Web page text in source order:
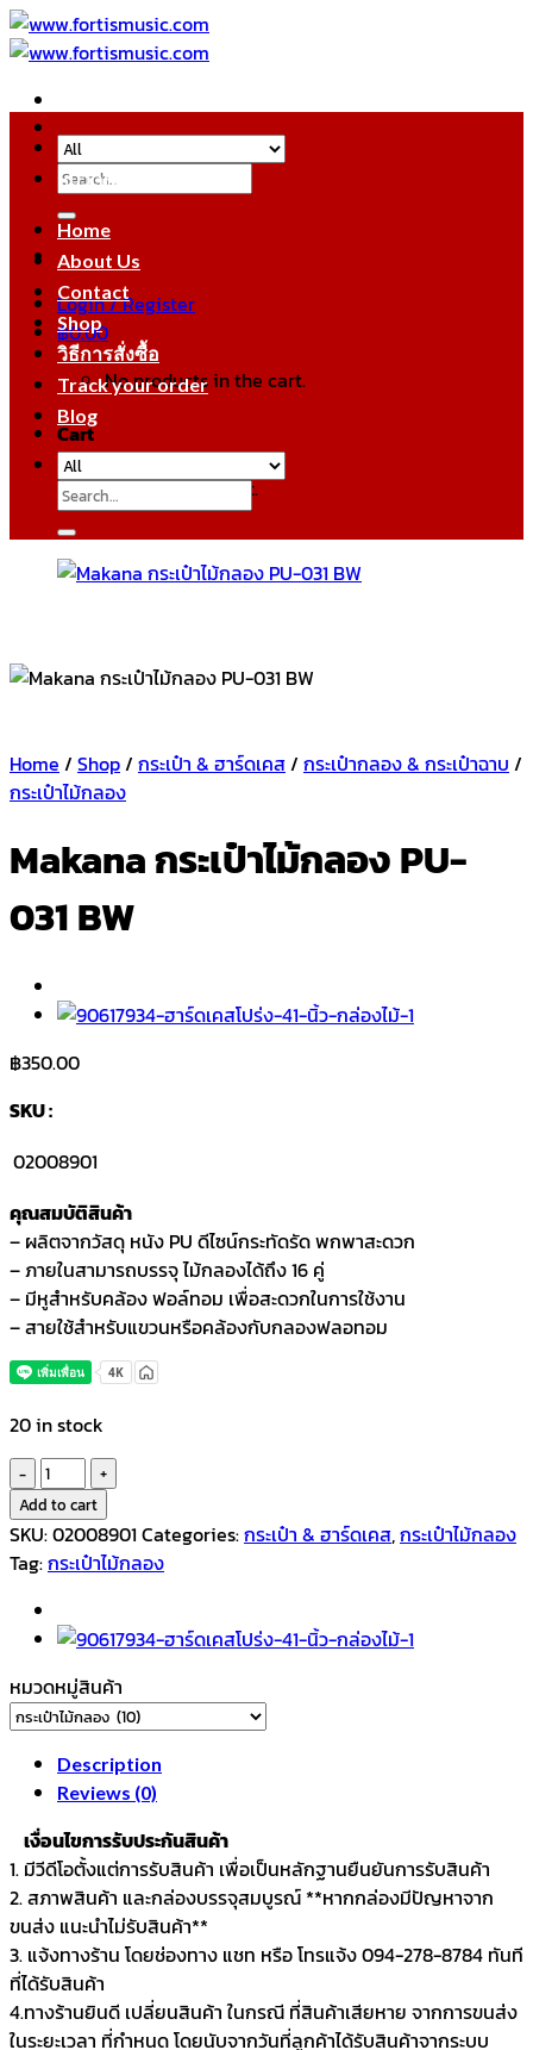
Skip
to
Search
for:
Login / Register
฿0.00
No products in the cart.
Cart
No products in the cart.
หมวดหมู่สินค้า
Home
About Us
Contact
Shop
วิธีการสั่งซื้อ
Track your order
Blog
Search
for:
Home / Shop/ กระเป๋า & ฮาร์ดเคส/ กระเป๋ากลอง & กระเป๋าฉาบ /
กระเป๋าไม้กลอง
Makana กระเป๋าไม้กลอง PU-
031 BW
฿350.00
SKU :
02008901
คุณสมบัติสินค้า
– ผลิตจากวัสดุ หนัง PU ดีไซน์กระทัดรัด พกพาสะดวก
– ภายในสามารถบรรจุ ไม้กลองได้ถึง 16 คู่
– มีหูสำหรับคล้อง ฟอล์ทอม เพื่อสะดวกในการใช้งาน
– สายใช้สำหรับแขวนหรือคล้องกับกลองฟลอทอม
20 in stock
Makana
กระเป๋า
ไม้
กลอง
031
BW
quantity
Add to cart
SKU:02008901 Categories:กระเป๋า & ฮาร์ดเคส,กระเป๋าไม้กลอง
Tag:กระเป๋าไม้กลอง
หมวดหมู่สินค้า
Description
Reviews (0)
เงื่อนไขการรับประกันสินค้า
1. มีวีดีโอตั้งแต่การรับสินค้า เพื่อเป็นหลักฐานยืนยันการรับสินค้า
2. สภาพสินค้า และกล่องบรรจุสมบูรณ์ **หากกล่องมีปัญหาจาก
ขนส่ง แนะนำไม่รับสินค้า**
3. แจ้งทางร้าน โดยช่องทาง แชท หรือ โทรแจ้ง 094-278-8784 ทันที
ที่ได้รับสินค้า
4.ทางร้านยินดี เปลี่ยนสินค้า ในกรณี ที่สินค้าเสียหาย จากการขนส่ง
ในระยะเวลา ที่กำหนด โดยนับจากวันที่ลูกค้าได้รับสินค้าจากระบบ